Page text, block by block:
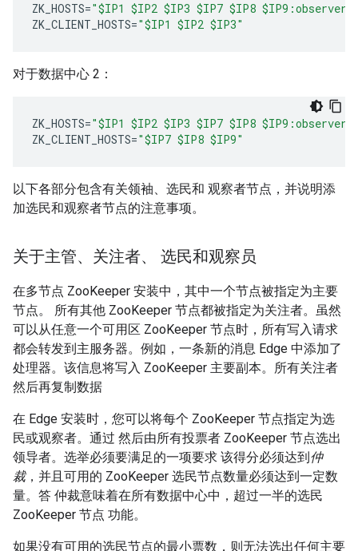
ZK_HOSTS="$IP1 $IP2 $IP3 $IP7 $IP8 $IP9:observer"
ZK_CLIENT_HOSTS="$IP1 $IP2 $IP3"
对于数据中心 2：
ZK_HOSTS="$IP1 $IP2 $IP3 $IP7 $IP8 $IP9:observer"
ZK_CLIENT_HOSTS="$IP7 $IP8 $IP9"
以下各部分包含有关领袖、选民和 观察者节点，并说明添
加选民和观察者节点的注意事项。
关于主管、关注者、 选民和观察员
在多节点 ZooKeeper 安装中，其中一个节点被指定为主要
节点。 所有其他 ZooKeeper 节点都被指定为关注者。 虽然
可以从任意一个可用区 ZooKeeper 节点时，所有写入请求
都会转发到主服务器。例如，一条新的消息 Edge 中添加了
处理器。该信息将写入 ZooKeeper 主要副本。所有关注者
然后再复制数据
在 Edge 安装时，您可以将每个 ZooKeeper 节点指定为选
民或观察者。通过 然后由所有投票者 ZooKeeper 节点选出
领导者。选举必须要满足的一项要求 该得分必须达到 仲
裁，并且可用的 ZooKeeper 选民节点数量必须达到一定数
量。答 仲裁意味着在所有数据中心中，超过一半的选民
ZooKeeper 节点 功能。
如果没有可用的选民节点的最小票数，则无法选出任何主要